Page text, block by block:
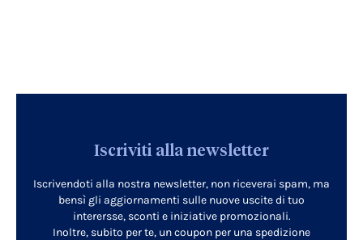
Iscriviti alla newsletter
Iscrivendoti alla nostra newsletter, non riceverai spam, ma
bensì gli aggiornamenti sulle nuove uscite di tuo
interersse, sconti e iniziative promozionali.
Inoltre, subito per te, un coupon per una spedizione